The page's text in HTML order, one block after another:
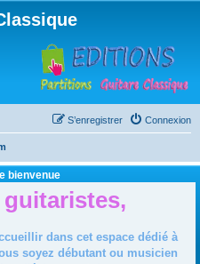
Connexion
S’enregistrer
bienvenue
dans cet espace dédié à
soyez débutant ou musicien